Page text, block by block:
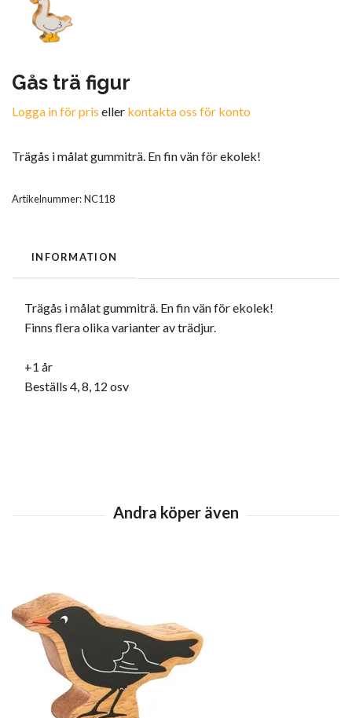
Gås trä figur
Logga in för pris eller kontakta oss för konto
Trägås i målat gummiträ. En fin vän för ekolek!
Artikelnummer:NC118
INFORMATION
Trägås i målat gummiträ. En fin vän för ekolek!
Finns flera olika varianter av trädjur.
+1 år
Beställs 4, 8, 12 osv